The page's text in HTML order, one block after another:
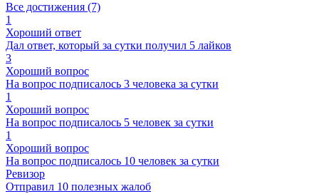
Все достижения (7)
1
Хороший ответ
Дал ответ, который за сутки получил 5 лайков
3
Хороший вопрос
На вопрос подписалось 3 человека за сутки
1
Хороший вопрос
На вопрос подписалось 5 человек за сутки
1
Хороший вопрос
На вопрос подписалось 10 человек за сутки
Ревизор
Отправил 10 полезных жалоб